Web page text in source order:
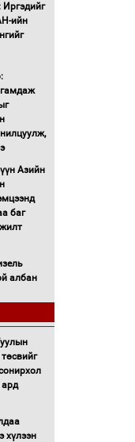
ийн
Азийн
баг
албан
болгоно
ард
хүлээн